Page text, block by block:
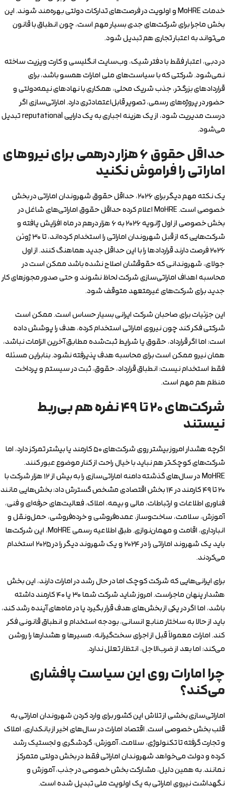
خدمات MoHRE و اولویت در فرصت‌های تدارکات دولتی بهره‌مند شوند. این
بخش ماجرا برای شرکت‌های جدی بسیار مهم است، چون انطباق با قانون
می‌تواند به اعتبار تجاری هم تبدیل شود.
در دبی، اعتبار فقط با دفتر شیک، وب‌سایت انگلیسی و کارت ویزیت ساخته
نمی‌شود. شرکتی که با سیاست‌های ملی امارات همسو باشد، برای
قراردادهای بزرگ‌تر، جذب شریک محلی، همکاری با نهادهای نیمه‌دولتی و
حضور در پروژه‌های رسمی، تصویر قابل‌اعتمادتری دارد. اماراتی‌سازی اگر
درست مدیریت شود، از یک هزینه اجباری به یک دارایی reputational تبدیل
می‌شود.
حداقل حقوق ۶ هزار درهمی برای نیروهای
اماراتی را فراموش نکنید
یک نکته مهم دیگر برای ۲۰۲۶، حداقل حقوق شهروندان اماراتی در بخش
خصوصی است. MoHRE اعلام کرده حداقل حقوق اماراتی‌های شاغل در
بخش خصوصی از اول ژانویه ۲۰۲۶ به ۶ هزار درهم در ماه افزایش یافته و
شرکت‌هایی که از قبل شهروندان اماراتی را استخدام کرده‌اند، تا ۳۰ ژوئن
۲۰۲۶ فرصت دارند قراردادها را با این حداقل جدید هماهنگ کنند. از اول
جولای، شهروندانی که حقوقشان اصلاح نشده باشد ممکن است در
محاسبه اهداف اماراتی‌سازی شرکت لحاظ نشوند و حتی صدور مجوزهای کار
جدید برای شرکت‌های غیرمتعهد متوقف شود.
این جزئیات برای صاحبان شرکت ایرانی بسیار حساس است. ممکن است
شرکتی فکر کند چون نیروی اماراتی استخدام کرده، هدف را پوشش داده
است؛ اما اگر قرارداد، حقوق یا شرایط ثبت‌شده مطابق آخرین الزامات نباشد،
همان نیرو ممکن است برای محاسبه هدف پذیرفته نشود. بنابراین مسئله
فقط استخدام نیست؛ انطباق قرارداد، حقوق، ثبت در سیستم و پرداخت
منظم هم مهم است.
شرکت‌های ۲۰ تا ۴۹ نفره هم بی‌ربط
نیستند
اگرچه هشدار امروز بیشتر روی شرکت‌های ۵۰ کارمند یا بیشتر تمرکز دارد، اما
شرکت‌های کوچک‌تر هم نباید با خیال راحت از کنار موضوع عبور کنند.
MoHRE در سال‌های گذشته دامنه اماراتی‌سازی را به بیش از ۱۲ هزار شرکت با
۲۰ تا ۴۹ کارمند در ۱۴ بخش اقتصادی مشخص گسترش داد؛ بخش‌هایی مانند
فناوری اطلاعات و ارتباطات، مالی و بیمه، املاک، فعالیت‌های حرفه‌ای و فنی،
آموزش، سلامت، ساخت‌وساز، عمده‌فروشی و خرده‌فروشی، حمل‌ونقل و
انبارداری، اقامت و مهمان‌نوازی. طبق اطلاعیه رسمی MoHRE، این شرکت‌ها
باید یک شهروند اماراتی را در ۲۰۲۴ و یک شهروند دیگر را در ۲۰۲۵ استخدام
می‌کردند.
برای ایرانی‌هایی که شرکت کوچک اما در حال رشد در امارات دارند، این بخش
هشدار پنهان ماجراست. امروز شاید شرکت شما ۳۰ یا ۴۰ کارمند داشته
باشد، اما اگر در یکی از بخش‌های هدف قرار بگیرد یا در ماه‌های آینده رشد کند،
باید از حالا به ساختار منابع انسانی، بودجه استخدام و انطباق قانونی فکر
کند. امارات معمولاً قبل از اجرای سخت‌گیرانه، مسیرها و هشدارها را روشن
می‌کند؛ اما بعد از ضرب‌الاجل، انتظار تعلل ندارد.
چرا امارات روی این سیاست پافشاری
می‌کند؟
اماراتی‌سازی بخشی از تلاش این کشور برای وارد کردن شهروندان اماراتی به
قلب بخش خصوصی است. اقتصاد امارات در سال‌های اخیر از بانکداری، املاک
و تجارت گرفته تا تکنولوژی، سلامت، آموزش، گردشگری و لجستیک رشد
کرده و دولت می‌خواهد شهروندان اماراتی فقط در بخش دولتی متمرکز
نمانند. به همین دلیل، مشارکت بخش خصوصی در جذب، آموزش و
نگهداشت نیروی اماراتی به یک اولویت ملی تبدیل شده است.